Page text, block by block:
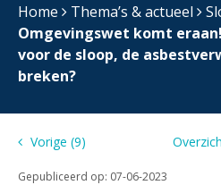
Home Thema’s & actueel
Omgevingswet komt
voor de sloop, de
breken?
Vorige (9)
Gepubliceerd op: 07-06-2023